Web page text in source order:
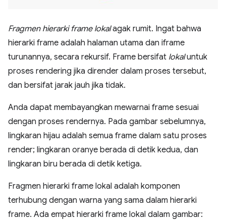
Fragmen hierarki frame lokalagak rumit. Ingat bahwa
hierarki frame adalah halaman utama dan iframe
turunannya, secara rekursif. Frame bersifat lokaluntuk
proses rendering jika dirender dalam proses tersebut,
dan bersifat jarak jauh jika tidak.
Anda dapat membayangkan mewarnai frame sesuai
dengan proses rendernya. Pada gambar sebelumnya,
lingkaran hijau adalah semua frame dalam satu proses
render; lingkaran oranye berada di detik kedua, dan
lingkaran biru berada di detik ketiga.
Fragmen hierarki frame lokal adalah komponen
terhubung dengan warna yang sama dalam hierarki
frame. Ada empat hierarki frame lokal dalam gambar: